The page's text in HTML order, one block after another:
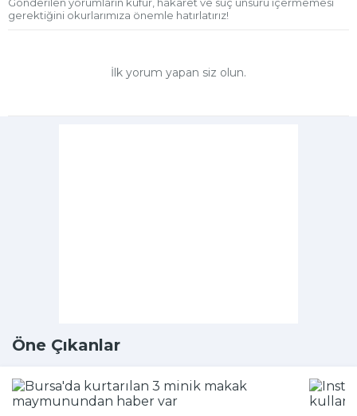
Gönderilen yorumların küfür, hakaret ve suç unsuru içermemesi
gerektiğini okurlarımıza önemle hatırlatırız!
İlk yorum yapan siz olun.
Öne Çıkanlar